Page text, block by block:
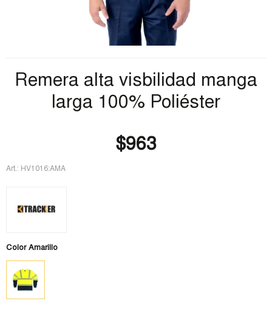
Remera alta visbilidad manga
larga 100% Poliéster
Art.: HV1016:AMA
$963
ColorAmarillo